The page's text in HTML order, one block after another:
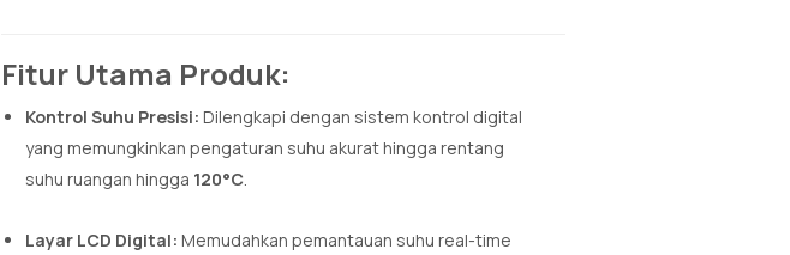
Fitur Utama Produk:
Kontrol Suhu Presisi: Dilengkapi dengan sistem kontrol digital
yang memungkinkan pengaturan suhu akurat hingga rentang
suhu ruangan hingga 120°C
Layar LCD Digital: Memudahkan pemantauan suhu real-time